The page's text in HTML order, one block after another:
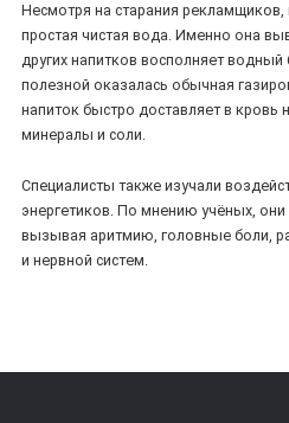
Несмотря на старания
простая чистая вода. Именно она
других напитков восполняет
полезной оказалась обычная
напиток быстро доставляет в
минералы и соли.
Специалисты также изучали
энергетиков. По мнению учёных, они
вызывая аритмию, головные боли,
и нервной систем.